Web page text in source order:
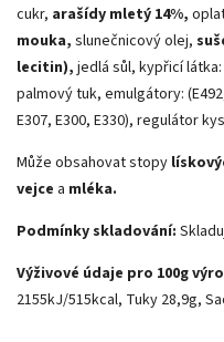
cukr, arašídy mletý 14%,
mouka, slunečnicový olej,
lecitin), jedlá sůl, kypřicí
palmový tuk, emulgátory:
E307, E300, E330), regulátor
Může obsahovat stopy
vejce a mléka.
Podmínky skladování:
Výživové údaje pro 100g
2155kJ/515kcal, Tuky 28,9g,